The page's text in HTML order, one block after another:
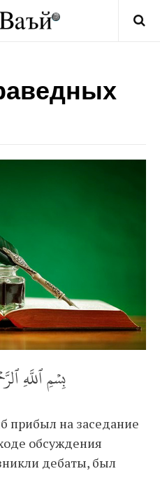
بِسۡمِ ٱللَّهِ
прибыл на заседание
обсуждения
дебаты, был